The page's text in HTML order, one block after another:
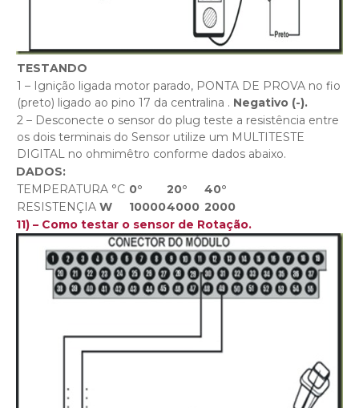
TESTANDO
1 – Ignição ligada motor parado, PONTA DE PROVA no fio
(preto) ligado ao pino 17 da centralina . Negativo (-).
2 – Desconecte o sensor do plug teste a resistência entre
os dois terminais do Sensor utilize um MULTITESTE
DIGITAL no ohmimêtro conforme dados abaixo.
DADOS:
TEMPERATURA °C 0° 20°
40°
RESISTENÇIA W 100004000 2000
11) – Como testar o sensor de Rotação.